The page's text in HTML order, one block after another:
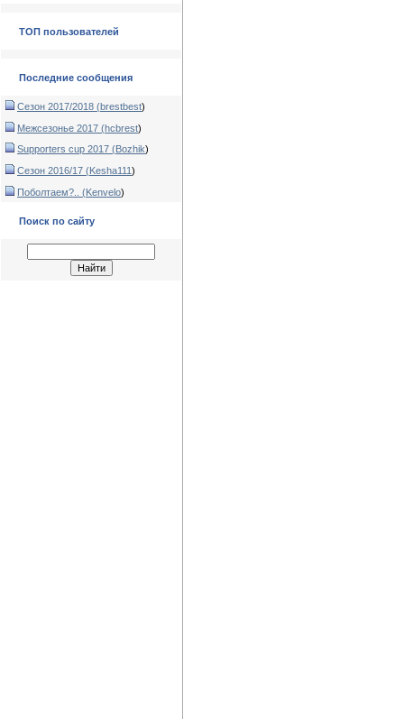
ТОП пользователей
Последние сообщения
Сезон 2017/2018 (brestbest)
Межсезонье 2017 (hcbrest)
Supporters cup 2017 (Bozhik)
Сезон 2016/17 (Kesha111)
Поболтаем?.. (Kenvelo)
Поиск по сайту